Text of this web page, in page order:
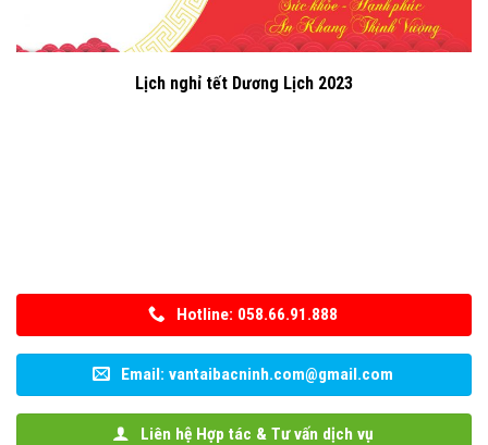
Lịch nghỉ tết Dương Lịch 2023
Hotline: 058.66.91.888
Email: vantaibacninh.com@gmail.com
Liên hệ Hợp tác & Tư vấn dịch vụ